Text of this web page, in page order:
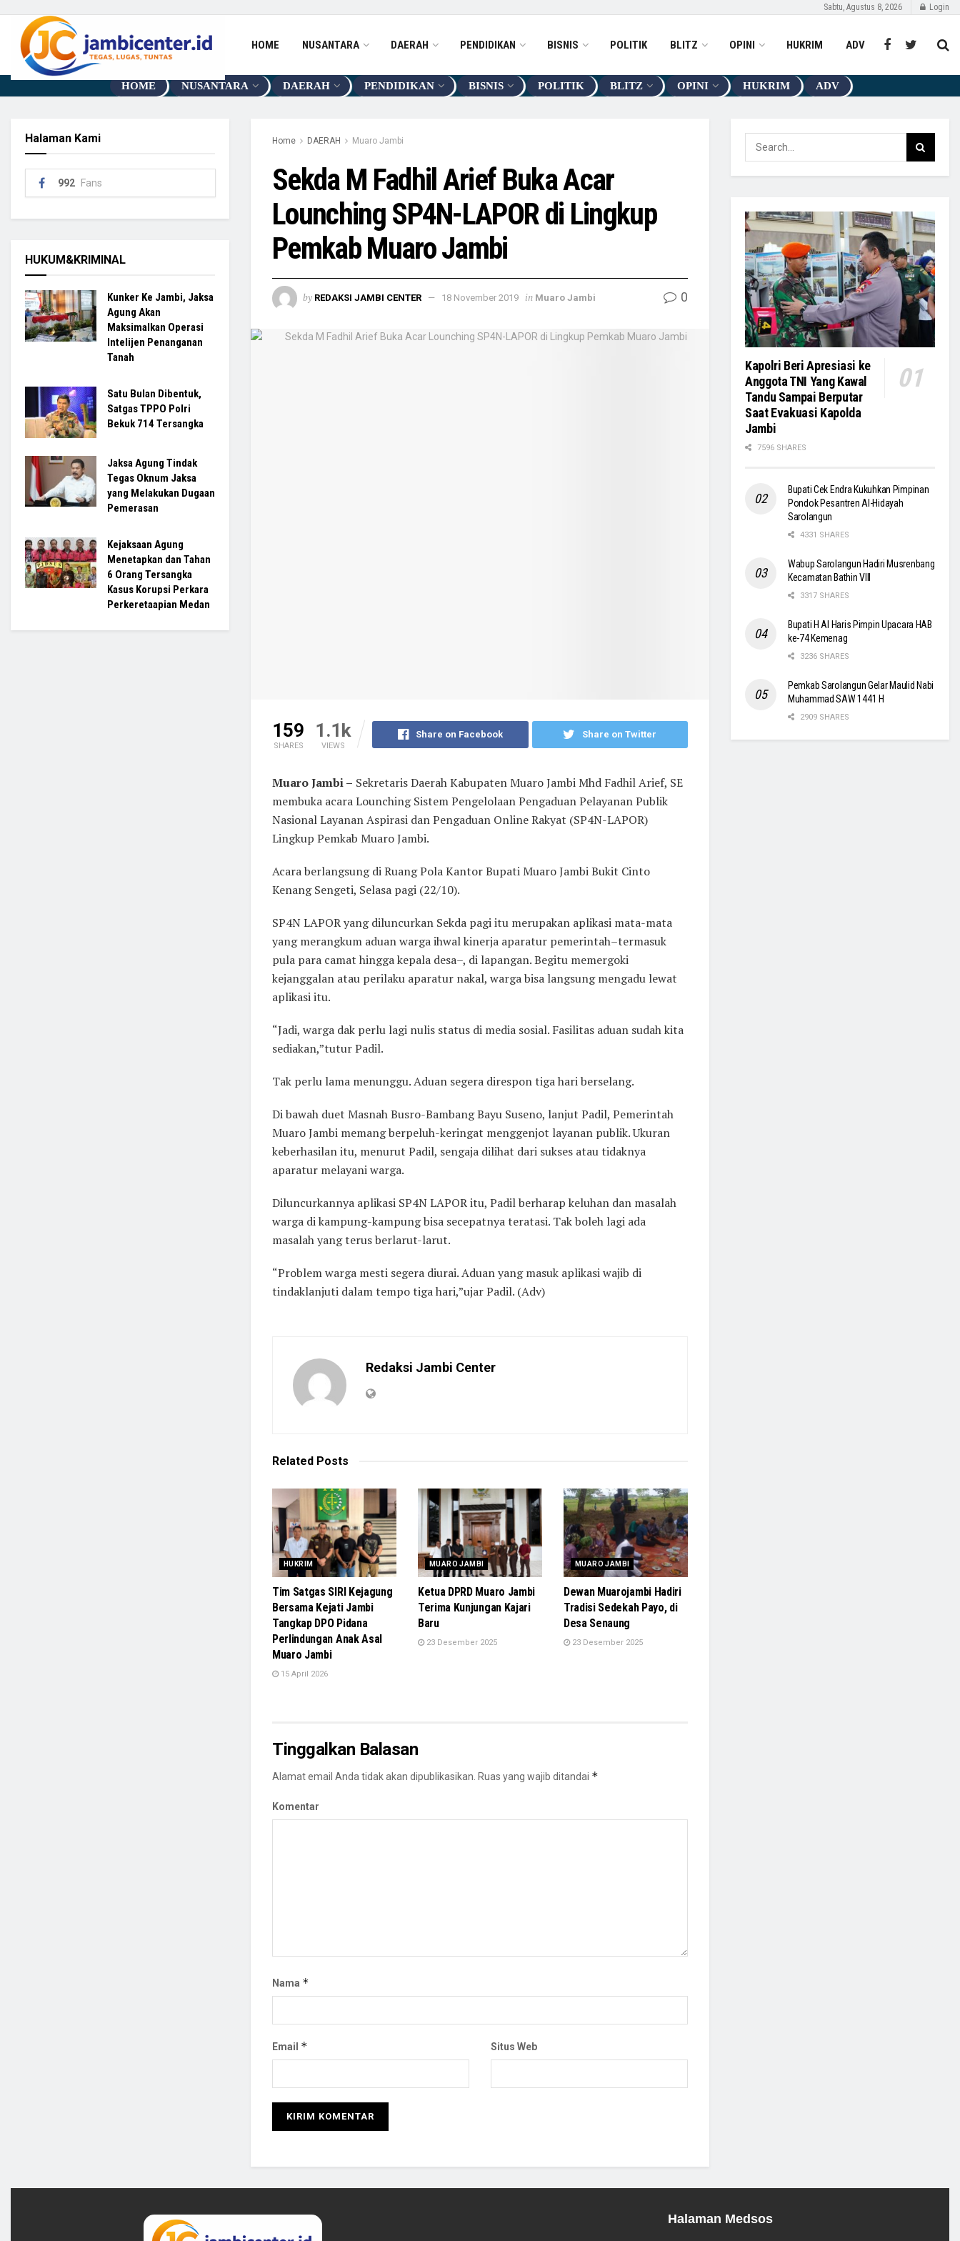
Sabtu, Agustus 8, 2026 Login
HOME NUSANTARA DAERAH PENDIDIKAN BISNIS POLITIK BLITZ OPINI HUKRIM ADV
HOME NUSANTARA DAERAH PENDIDIKAN BISNIS POLITIK BLITZ OPINI HUKRIM ADV
Home DAERAH Muaro Jambi
Sekda M Fadhil Arief Buka Acar
Lounching SP4N-LAPOR di Lingkup
Pemkab Muaro Jambi
by REDAKSI JAMBI CENTER 18 November 2019 in Muaro Jambi 0
159
SHARES
1.1k
VIEWS
Share on Facebook Share on Twitter
Muaro Jambi – Sekretaris Daerah Kabupaten Muaro Jambi Mhd Fadhil Arief, SE
membuka acara Lounching Sistem Pengelolaan Pengaduan Pelayanan Publik
Nasional Layanan Aspirasi dan Pengaduan Online Rakyat (SP4N-LAPOR)
Lingkup Pemkab Muaro Jambi.
Acara berlangsung di Ruang Pola Kantor Bupati Muaro Jambi Bukit Cinto
Kenang Sengeti, Selasa pagi (22/10).
SP4N LAPOR yang diluncurkan Sekda pagi itu merupakan aplikasi mata-mata
yang merangkum aduan warga ihwal kinerja aparatur pemerintah–termasuk
pula para camat hingga kepala desa–, di lapangan. Begitu memergoki
kejanggalan atau perilaku aparatur nakal, warga bisa langsung mengadu lewat
aplikasi itu.
“Jadi, warga dak perlu lagi nulis status di media sosial. Fasilitas aduan sudah kita
sediakan,”tutur Padil.
Tak perlu lama menunggu. Aduan segera direspon tiga hari berselang.
Di bawah duet Masnah Busro-Bambang Bayu Suseno, lanjut Padil, Pemerintah
Muaro Jambi memang berpeluh-keringat menggenjot layanan publik. Ukuran
keberhasilan itu, menurut Padil, sengaja dilihat dari sukses atau tidaknya
aparatur melayani warga.
Diluncurkannya aplikasi SP4N LAPOR itu, Padil berharap keluhan dan masalah
warga di kampung-kampung bisa secepatnya teratasi. Tak boleh lagi ada
masalah yang terus berlarut-larut.
“Problem warga mesti segera diurai. Aduan yang masuk aplikasi wajib di
tindaklanjuti dalam tempo tiga hari,”ujar Padil. (Adv)
Redaksi Jambi Center
Related Posts
HUKRIM
Tim Satgas SIRI Kejagung
Bersama Kejati Jambi
Tangkap DPO Pidana
Perlindungan Anak Asal
Muaro Jambi
15 April 2026
MUARO JAMBI
Ketua DPRD Muaro Jambi
Terima Kunjungan Kajari
Baru
23 Desember 2025
MUARO JAMBI
Dewan Muarojambi Hadiri
Tradisi Sedekah Payo, di
Desa Senaung
23 Desember 2025
Tinggalkan Balasan
Alamat email Anda tidak akan dipublikasikan. Ruas yang wajib ditandai *
Komentar
Nama *
Email * Situs Web
Halaman Kami
992 Fans
HUKUM&KRIMINAL
Kunker Ke Jambi, Jaksa
Agung Akan
Maksimalkan Operasi
Intelijen Penanganan
Tanah
Satu Bulan Dibentuk,
Satgas TPPO Polri
Bekuk 714 Tersangka
Jaksa Agung Tindak
Tegas Oknum Jaksa
yang Melakukan Dugaan
Pemerasan
Kejaksaan Agung
Menetapkan dan Tahan
6 Orang Tersangka
Kasus Korupsi Perkara
Perkeretaapian Medan
Kapolri Beri Apresiasi ke
Anggota TNI Yang Kawal
Tandu Sampai Berputar
Saat Evakuasi Kapolda
Jambi
7596 SHARES
Bupati Cek Endra Kukuhkan Pimpinan
Pondok Pesantren Al-Hidayah
Sarolangun
4331 SHARES
Wabup Sarolangun Hadiri Musrenbang
Kecamatan Bathin VIII
3317 SHARES
Bupati H Al Haris Pimpin Upacara HAB
ke-74 Kemenag
3236 SHARES
Pemkab Sarolangun Gelar Maulid Nabi
Muhammad SAW 1441 H
2909 SHARES
Halaman Medsos